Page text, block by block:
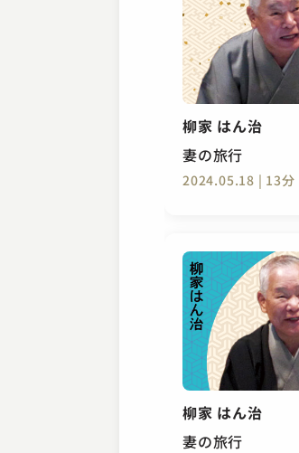
柳家 はん治
妻の旅行
2024.05.18 | 13分
柳家 はん治
妻の旅行